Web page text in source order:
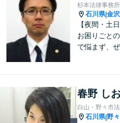
杉本法律事務所
石川県|金
【夜間・土
お困りごと
で悩まず、
円(税込））
春野 し
白山・野々市
石川県|野